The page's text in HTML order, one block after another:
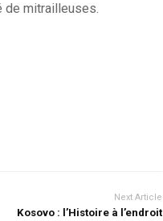
de mitrailleuses.
Next Article
Kosovo : l’Histoire à l’endroit